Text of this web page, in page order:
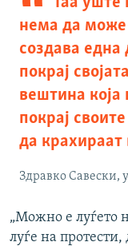
нема да може
создава една
покрај
вештина која
покрај
да
Здравко Савески,
„Можно е луѓето
луѓе на протести,